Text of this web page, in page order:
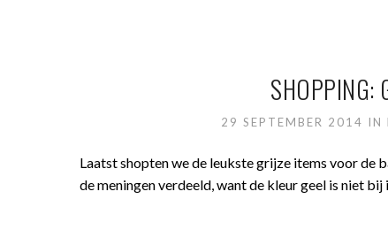
SHOPPING:
29 SEPTEMBER 2014 IN
Laatst shopten we de leukste grijze items voor de
de meningen verdeeld, want de kleur geel is niet